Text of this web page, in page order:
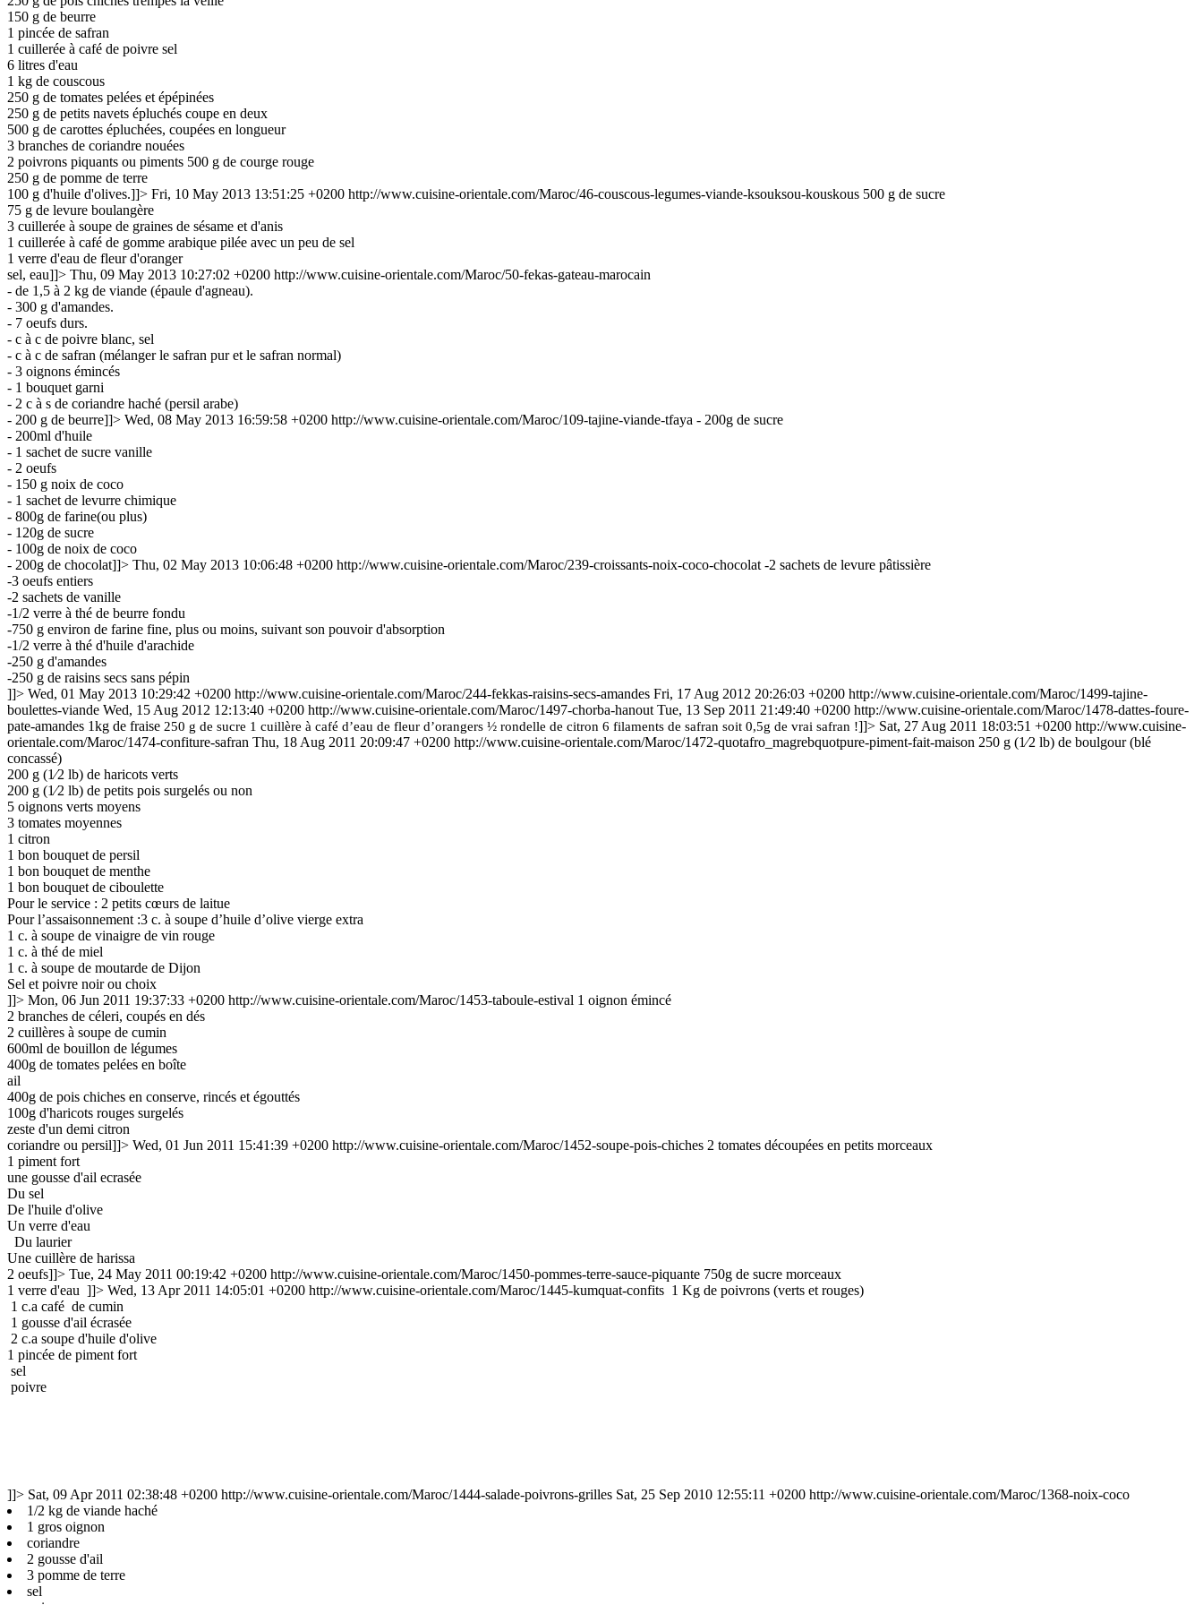
150 g de beurre
1 pincée de safran
1 cuillerée à café de poivre sel
6 litres d'eau
1 kg de couscous
250 g de tomates pelées et épépinées
250 g de petits navets épluchés coupe en deux
500 g de carottes épluchées, coupées en longueur
3 branches de coriandre nouées
2 poivrons piquants ou piments 500 g de courge rouge
250 g de pomme de terre
100 g d'huile d'olives.]]> Fri, 10 May 2013 13:51:25 +0200 http://www.cuisine-orientale.com/Maroc/46-couscous-legumes-viande-ksouksou-kouskous 500 g de sucre
75 g de levure boulangère
3 cuillerée à soupe de graines de sésame et d'anis
1 cuillerée à café de gomme arabique pilée avec un peu de sel
1 verre d'eau de fleur d'oranger
sel, eau]]> Thu, 09 May 2013 10:27:02 +0200 http://www.cuisine-orientale.com/Maroc/50-fekas-gateau-marocain
- de 1,5 à 2 kg de viande (épaule d'agneau).
- 300 g d'amandes.
- 7 oeufs durs.
- c à c de poivre blanc, sel
- c à c de safran (mélanger le safran pur et le safran normal)
- 3 oignons émincés
- 1 bouquet garni
- 2 c à s de coriandre haché (persil arabe)
- 200 g de beurre]]> Wed, 08 May 2013 16:59:58 +0200 http://www.cuisine-orientale.com/Maroc/109-tajine-viande-tfaya - 200g de sucre
- 200ml d'huile
- 1 sachet de sucre vanille
- 2 oeufs
- 150 g noix de coco
- 1 sachet de levurre chimique
- 800g de farine(ou plus)
- 120g de sucre
- 100g de noix de coco
- 200g de chocolat]]> Thu, 02 May 2013 10:06:48 +0200 http://www.cuisine-orientale.com/Maroc/239-croissants-noix-coco-chocolat -2 sachets de levure pâtissière
-3 oeufs entiers
-2 sachets de vanille
-1/2 verre à thé de beurre fondu
-750 g environ de farine fine, plus ou moins, suivant son pouvoir d'absorption
-1/2 verre à thé d'huile d'arachide
-250 g d'amandes
-250 g de raisins secs sans pépin
]]> Wed, 01 May 2013 10:29:42 +0200 http://www.cuisine-orientale.com/Maroc/244-fekkas-raisins-secs-amandes Fri, 17 Aug 2012 20:26:03 +0200 http://www.cuisine-orientale.com/Maroc/1499-tajine-
boulettes-viande Wed, 15 Aug 2012 12:13:40 +0200 http://www.cuisine-orientale.com/Maroc/1497-chorba-hanout Tue, 13 Sep 2011 21:49:40 +0200 http://www.cuisine-orientale.com/Maroc/1478-dattes-foure-
pate-amandes 1kg de fraise 250 g de sucre 1 cuillère à café d’eau de fleur d’orangers ½ rondelle de citron 6 filaments de safran soit 0,5g de vrai safran !]]> Sat, 27 Aug 2011 18:03:51 +0200 http://www.cuisine-
orientale.com/Maroc/1474-confiture-safran Thu, 18 Aug 2011 20:09:47 +0200 http://www.cuisine-orientale.com/Maroc/1472-quotafro_magrebquotpure-piment-fait-maison 250 g (1⁄2 lb) de boulgour (blé
concassé)
200 g (1⁄2 lb) de haricots verts
200 g (1⁄2 lb) de petits pois surgelés ou non
5 oignons verts moyens
3 tomates moyennes
1 citron
1 bon bouquet de persil
1 bon bouquet de menthe
1 bon bouquet de ciboulette
Pour le service : 2 petits cœurs de laitue
Pour l’assaisonnement :3 c. à soupe d’huile d’olive vierge extra
1 c. à soupe de vinaigre de vin rouge
1 c. à thé de miel
1 c. à soupe de moutarde de Dijon
Sel et poivre noir ou choix
]]> Mon, 06 Jun 2011 19:37:33 +0200 http://www.cuisine-orientale.com/Maroc/1453-taboule-estival 1 oignon émincé
2 branches de céleri, coupés en dés
2 cuillères à soupe de cumin
600ml de bouillon de légumes
400g de tomates pelées en boîte
ail
400g de pois chiches en conserve, rincés et égouttés
100g d'haricots rouges surgelés
zeste d'un demi citron
coriandre ou persil]]> Wed, 01 Jun 2011 15:41:39 +0200 http://www.cuisine-orientale.com/Maroc/1452-soupe-pois-chiches 2 tomates découpées en petits morceaux
1 piment fort
une gousse d'ail ecrasée
Du sel
De l'huile d'olive
Un verre d'eau
Du laurier
Une cuillère de harissa
2 oeufs]]> Tue, 24 May 2011 00:19:42 +0200 http://www.cuisine-orientale.com/Maroc/1450-pommes-terre-sauce-piquante 750g de sucre morceaux
1 verre d'eau ]]> Wed, 13 Apr 2011 14:05:01 +0200 http://www.cuisine-orientale.com/Maroc/1445-kumquat-confits 1 Kg de poivrons (verts et rouges)
1 c.a café de cumin
1 gousse d'ail écrasée
2 c.a soupe d'huile d'olive
1 pincée de piment fort
sel
poivre
]]> Sat, 09 Apr 2011 02:38:48 +0200 http://www.cuisine-orientale.com/Maroc/1444-salade-poivrons-grilles Sat, 25 Sep 2010 12:55:11 +0200 http://www.cuisine-orientale.com/Maroc/1368-noix-coco
1/2 kg de viande haché
1 gros oignon
coriandre
2 gousse d'ail
3 pomme de terre
sel